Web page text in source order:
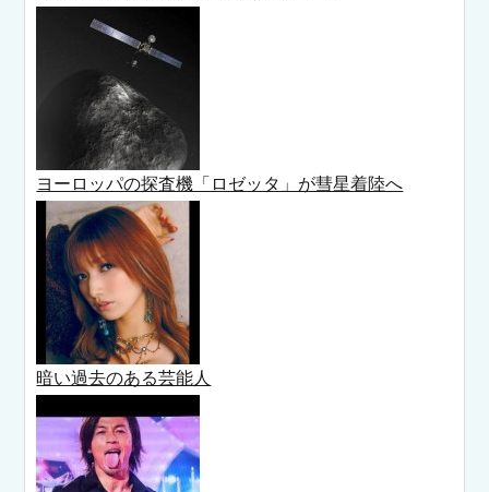
ヨーロッパの探査機「ロゼッタ」が彗星着陸へ
暗い過去のある芸能人